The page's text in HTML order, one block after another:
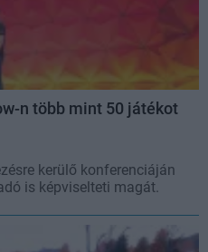
n több mint 50 játékot
kerülő konferenciáján
is képviselteti magát.